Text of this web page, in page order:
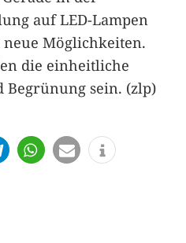
auf LED-Lampen
Möglichkeiten.
die einheitliche
sein. (zlp)